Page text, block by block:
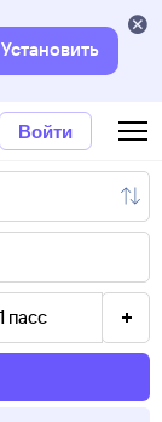
Установить
Войти
1 пасс